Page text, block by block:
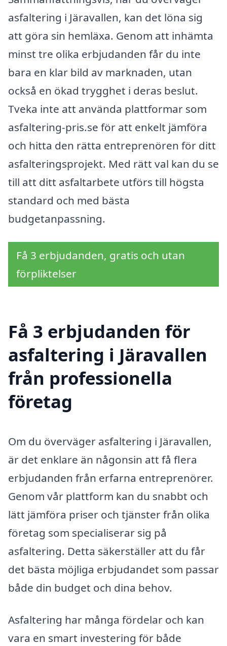
asfaltering i Järavallen, kan det löna sig
att göra sin hemläxa. Genom att inhämta
minst tre olika erbjudanden får du inte
bara en klar bild av marknaden, utan
också en ökad trygghet i deras beslut.
Tveka inte att använda plattformar som
asfaltering-pris.se för att enkelt jämföra
och hitta den rätta entreprenören för ditt
asfalteringsprojekt. Med rätt val kan du se
till att ditt asfaltarbete utförs till högsta
standard och med bästa
budgetanpassning.
Få 3 erbjudanden, gratis och utan
förpliktelser
Få 3 erbjudanden för
asfaltering i Järavallen
från professionella
företag
Om du överväger asfaltering i Järavallen,
är det enklare än någonsin att få flera
erbjudanden från erfarna entreprenörer.
Genom vår plattform kan du snabbt och
lätt jämföra priser och tjänster från olika
företag som specialiserar sig på
asfaltering. Detta säkerställer att du får
det bästa möjliga erbjudandet som passar
både din budget och dina behov.
Asfaltering har många fördelar och kan
vara en smart investering för både